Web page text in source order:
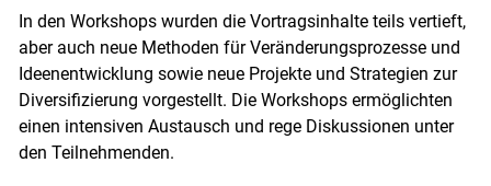
In den Workshops wurden die Vortragsinhalte teils vertieft,
aber auch neue Methoden für Veränderungsprozesse und
Ideenentwicklung sowie neue Projekte und Strategien zur
Diversifizierung vorgestellt. Die Workshops ermöglichten
einen intensiven Austausch und rege Diskussionen unter
den Teilnehmenden.